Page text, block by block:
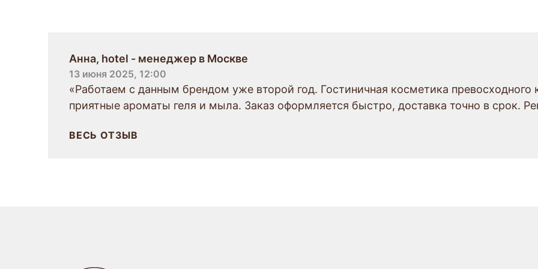
Отзывы
Анна, hotel - менеджер в Москве
13 июня 2025, 12:00
«Работаем с данным брендом уже второй год. Гостиничная косметика превосходного
приятные ароматы геля и мыла. Заказ оформляется быстро, доставка точно в срок.
ВЕСЬ ОТЗЫВ